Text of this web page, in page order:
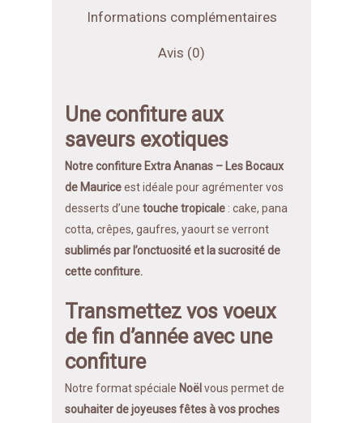
Informations complémentaires
Avis (0)
Une confiture aux
saveurs exotiques
Notre confiture Extra Ananas – Les Bocaux
de Mauriceest idéale pour agrémenter vos
desserts d’une touche tropicale : cake, pana
cotta, crêpes, gaufres, yaourt se verront
sublimés par l’onctuosité et la sucrosité de
cette confiture.
Transmettez vos voeux
de fin d’année avec une
confiture
Notre format spéciale Noël vous permet de
souhaiter de joyeuses fêtes à vos proches